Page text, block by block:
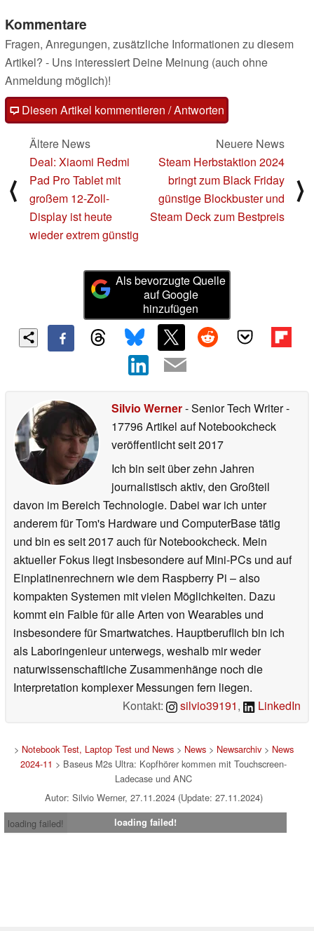
Kommentare
Fragen, Anregungen, zusätzliche Informationen zu diesem
Artikel? - Uns interessiert Deine Meinung (auch ohne
Anmeldung möglich)!
Diesen Artikel kommentieren / Antworten
⟨
Ältere News
Deal: Xiaomi Redmi
Pad Pro Tablet mit
großem 12-Zoll-
Display ist heute
wieder extrem günstig
Neuere News
Steam Herbstaktion 2024
bringt zum Black Friday
günstige Blockbuster und
Steam Deck zum Bestpreis
⟩
Als bevorzugte Quelle
auf Google
hinzufügen
Silvio Werner- Senior Tech Writer-
17796 Artikel auf Notebookcheck
veröffentlichtseit 2017
Ich bin seit über zehn Jahren
journalistisch aktiv, den Großteil
davon im Bereich Technologie. Dabei war ich unter
anderem für Tom's Hardware und ComputerBase tätig
und bin es seit 2017 auch für Notebookcheck. Mein
aktueller Fokus liegt insbesondere auf Mini-PCs und auf
Einplatinenrechnern wie dem Raspberry Pi – also
kompakten Systemen mit vielen Möglichkeiten. Dazu
kommt ein Faible für alle Arten von Wearables und
insbesondere für Smartwatches. Hauptberuflich bin ich
als Laboringenieur unterwegs, weshalb mir weder
naturwissenschaftliche Zusammenhänge noch die
Interpretation komplexer Messungen fern liegen.
Kontakt:
silvio39191, LinkedIn
> Notebook Test, Laptop Test und News> News> Newsarchiv> News
2024-11 > Baseus M2s Ultra: Kopfhörer kommen mit Touchscreen-
Ladecase und ANC
Autor: Silvio Werner, 27.11.2024 (Update: 27.11.2024)
loading failed!
loading failed!